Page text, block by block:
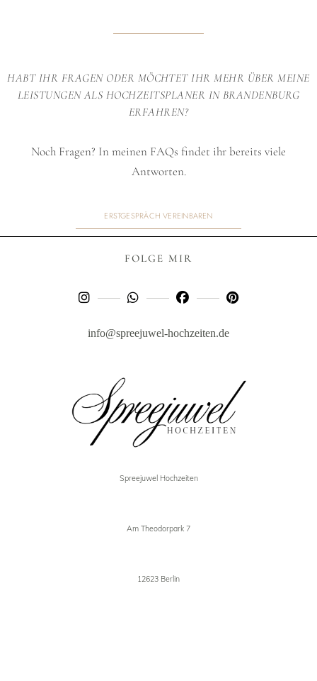
HABT IHR FRAGEN ODER MÖCHTET IHR MEHR ÜBER MEINE
LEISTUNGEN ALS HOCHZEITSPLANER IN BRANDENBURG
ERFAHREN?
Noch Fragen? In meinen FAQs findet ihr bereits viele
Antworten.
ERSTGESPRÄCH VEREINBAREN
FOLGE MIR
info@spreejuwel-hochzeiten.de
Spreejuwel Hochzeiten
Am Theodorpark 7
12623 Berlin